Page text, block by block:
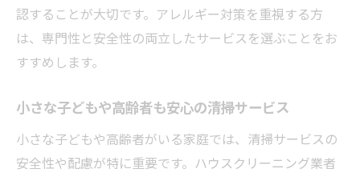
認することが大切です。アレルギー対策を重視する方
は、専門性と安全性の両立したサービスを選ぶことをお
すすめします。
小さな子どもや高齢者も安心の清掃サービス
小さな子どもや高齢者がいる家庭では、清掃サービスの
安全性や配慮が特に重要です。ハウスクリーニング業者